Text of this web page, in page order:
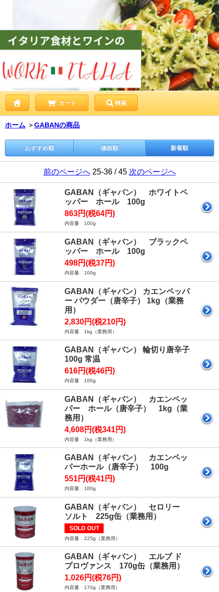
カート 検索
ホーム ＞GABANの商品
おすすめ順 価格順 新着順
前のページへ25-36 / 45 次のページへ
GABAN（ギャバン） ホワイトペ
ッパー ホール 100g
863円(税64円)
内容量 100g
GABAN（ギャバン） ブラックペ
ッパー ホール 100g
498円(税37円)
内容量 100g
GABAN（ギャバン） カエンペッパ
ー パウダー（唐辛子） 1kg（業務
用）
2,830円(税210円)
内容量 1kg（業務用）
GABAN（ギャバン） 輪切り唐辛子
100g 常温
616円(税46円)
内容量 100g
GABAN（ギャバン） カエンペッ
パー ホール（唐辛子） 1kg（業
務用）
4,608円(税341円)
内容量 1kg（業務用）
GABAN（ギャバン） カエンペッ
パーホール（唐辛子） 100g
551円(税41円)
内容量 100g
GABAN（ギャバン） セロリー
ソルト 225g缶（業務用）
SOLD OUT
内容量 225g（業務用）
GABAN（ギャバン） エルブ ド
プロヴァンス 170g缶（業務用）
1,026円(税76円)
内容量 170g（業務用）